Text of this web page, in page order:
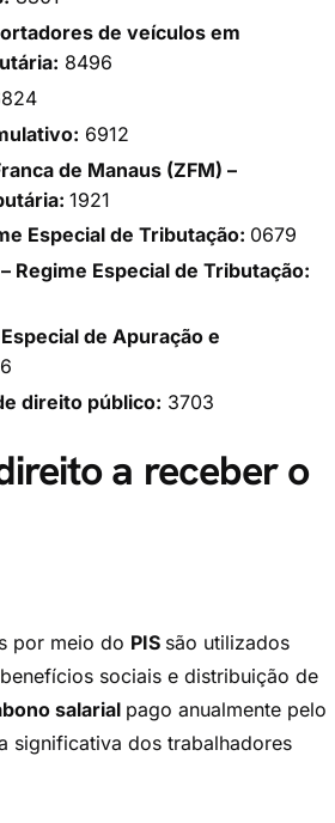
de veículos em
8496
6912
de Manaus (ZFM) –
1921
Especial de Tributação: 0679
Regime Especial de Tributação:
de Apuração e
direito público: 3703
a receber o
por meio do PIS são utilizados
sociais e distribuição de
salarial pago anualmente pelo
significativa dos trabalhadores